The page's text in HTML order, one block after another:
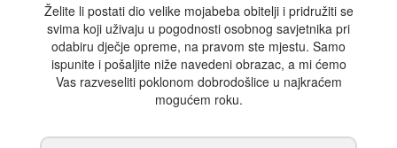
Želite li postati dio velike mojabeba obitelji i pridružiti se
svima koji uživaju u pogodnosti osobnog savjetnika pri
odabiru dječje opreme, na pravom ste mjestu. Samo
ispunite i pošaljite niže navedeni obrazac, a mi ćemo
Vas razveseliti poklonom dobrodošlice u najkraćem
mogućem roku.